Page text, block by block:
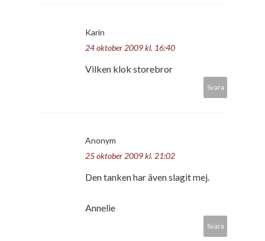
Karin
24 oktober 2009 kl. 16:40
Vilken klok storebror
Svara
Anonym
25 oktober 2009 kl. 21:02
Den tanken har även slagit mej.
Annelie
Svara